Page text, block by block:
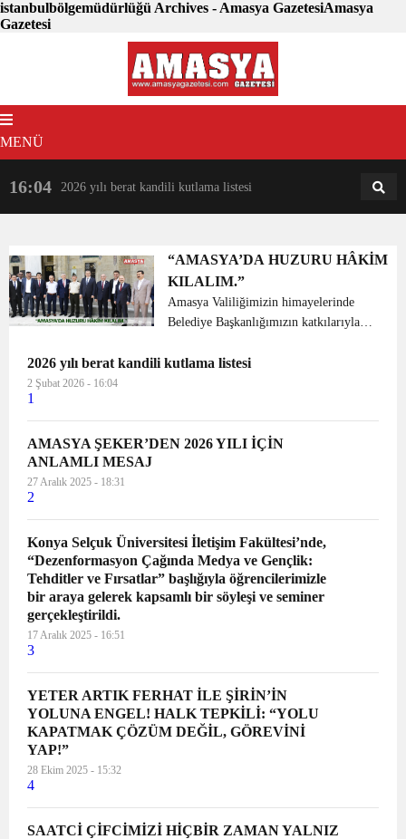
istanbulbölgemüdürlüğü Archives - Amasya GazetesiAmasya
Gazetesi
MENÜ
16:04 2026 yılı berat kandili kutlama listesi 18:31
“AMASYA’DA HUZURU HÂKİM
KILALIM.”
Amasya Valiliğimizin himayelerinde
Belediye Başkanlığımızın katkılarıyla
halk bayramlaşmasına vatandaşlar
2026 yılı berat kandili kutlama listesi
2 Şubat 2026 - 16:04
1
AMASYA ŞEKER’DEN 2026 YILI İÇİN
ANLAMLI MESAJ
27 Aralık 2025 - 18:31
2
Konya Selçuk Üniversitesi İletişim Fakültesi’nde,
“Dezenformasyon Çağında Medya ve Gençlik:
Tehditler ve Fırsatlar” başlığıyla öğrencilerimizle
bir araya gelerek kapsamlı bir söyleşi ve seminer
gerçekleştirildi.
17 Aralık 2025 - 16:51
3
YETER ARTIK FERHAT İLE ŞİRİN’İN
YOLUNA ENGEL! HALK TEPKİLİ: “YOLU
KAPATMAK ÇÖZÜM DEĞİL, GÖREVİNİ
YAP!”
28 Ekim 2025 - 15:32
4
SAATCİ ÇİFCİMİZİ HİÇBİR ZAMAN YALNIZ